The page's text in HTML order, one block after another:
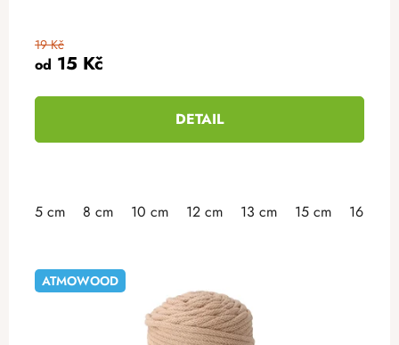
od 15 Kč
19 Kč
DETAIL
5 cm 8 cm 10 cm 12 cm 13 cm 15 cm 16 cm
ATMOWOOD